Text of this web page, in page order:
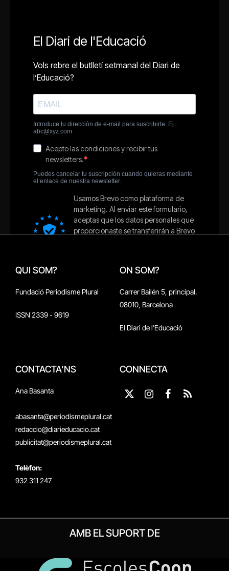
QUI SOM?
Fundació Periodisme Plural
ISSN 2339 - 9619
ON SOM?
Carrer Bailén 5, principal.
08010, Barcelona
El Diari de l'Educació
CONTACTA'NS
Ana Basanta
abasanta@periodismeplural.cat
redaccio@diarieducacio.cat
publicitat@periodismeplural.cat
Telèfon:
932 311 247
CONNECTA
X
Instagram
Facebook
RSS
AMB EL SUPORT DE